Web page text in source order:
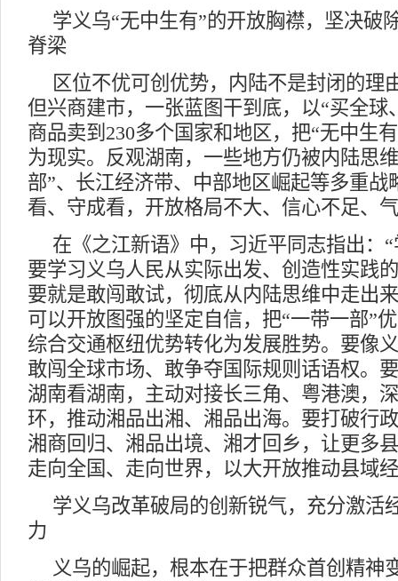
学义乌“无中生有”的开放胸襟，坚决破
脊梁
区位不优可创优势，内陆不是封闭的理
但兴商建市，一张蓝图干到底，以“买全球
商品卖到230多个国家和地区，把“无中生
为现实。反观湖南，一些地方仍被内陆思
部”、长江经济带、中部地区崛起等多重战
看、守成看，开放格局不大、信心不足、
在《之江新语》中，习近平同志指出：
要学习义乌人民从实际出发、创造性实践
要就是敢闯敢试，彻底从内陆思维中走出
可以开放图强的坚定自信，把“一带一部”
综合交通枢纽优势转化为发展胜势。要像
敢闯全球市场、敢争夺国际规则话语权。
湖南看湖南，主动对接长三角、粤港澳，
环，推动湘品出湘、湘品出海。要打破行
湘商回归、湘品出境、湘才回乡，让更多
走向全国、走向世界，以大开放推动县域
学义乌改革破局的创新锐气，充分激活
力
义乌的崛起，根本在于把群众首创精神